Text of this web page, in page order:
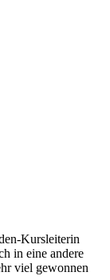
Kursleiterin
in eine andere
viel gewonnen